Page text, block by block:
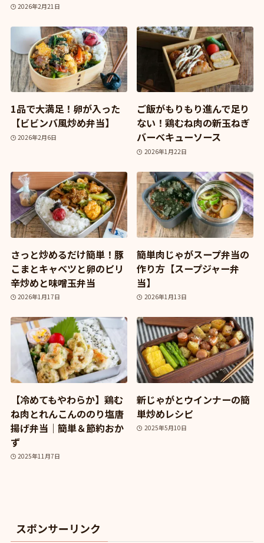
2026年2月21日
1品で大満足！卵が入った
【ビビンバ風炒め弁当】
2026年2月6日
ご飯がもりもり進んで足り
ない！鶏むね肉の新玉ねぎ
バーベキューソース
2026年1月22日
さっと炒めるだけ簡単！豚
こまとキャベツと卵のピリ
辛炒めと味噌玉弁当
2026年1月17日
簡単肉じゃがスープ弁当の
作り方【スープジャー弁
当】
2026年1月13日
【冷めてもやわらか】鶏む
ね肉とれんこんののり塩唐
揚げ弁当｜簡単＆節約おか
ず
2025年11月7日
新じゃがとウインナーの簡
単炒めレシピ
2025年5月10日
スポンサーリンク